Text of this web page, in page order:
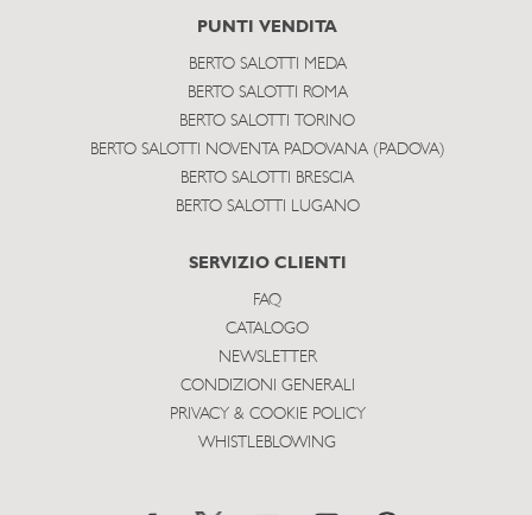
PUNTI VENDITA
BERTO SALOTTI MEDA
BERTO SALOTTI ROMA
BERTO SALOTTI TORINO
BERTO SALOTTI NOVENTA PADOVANA (PADOVA)
BERTO SALOTTI BRESCIA
BERTO SALOTTI LUGANO
SERVIZIO CLIENTI
FAQ
CATALOGO
NEWSLETTER
CONDIZIONI GENERALI
PRIVACY & COOKIE POLICY
WHISTLEBLOWING